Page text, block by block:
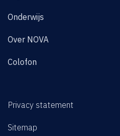
Onderwijs
Over NOVA
Colofon
Privacy statement
Sitemap